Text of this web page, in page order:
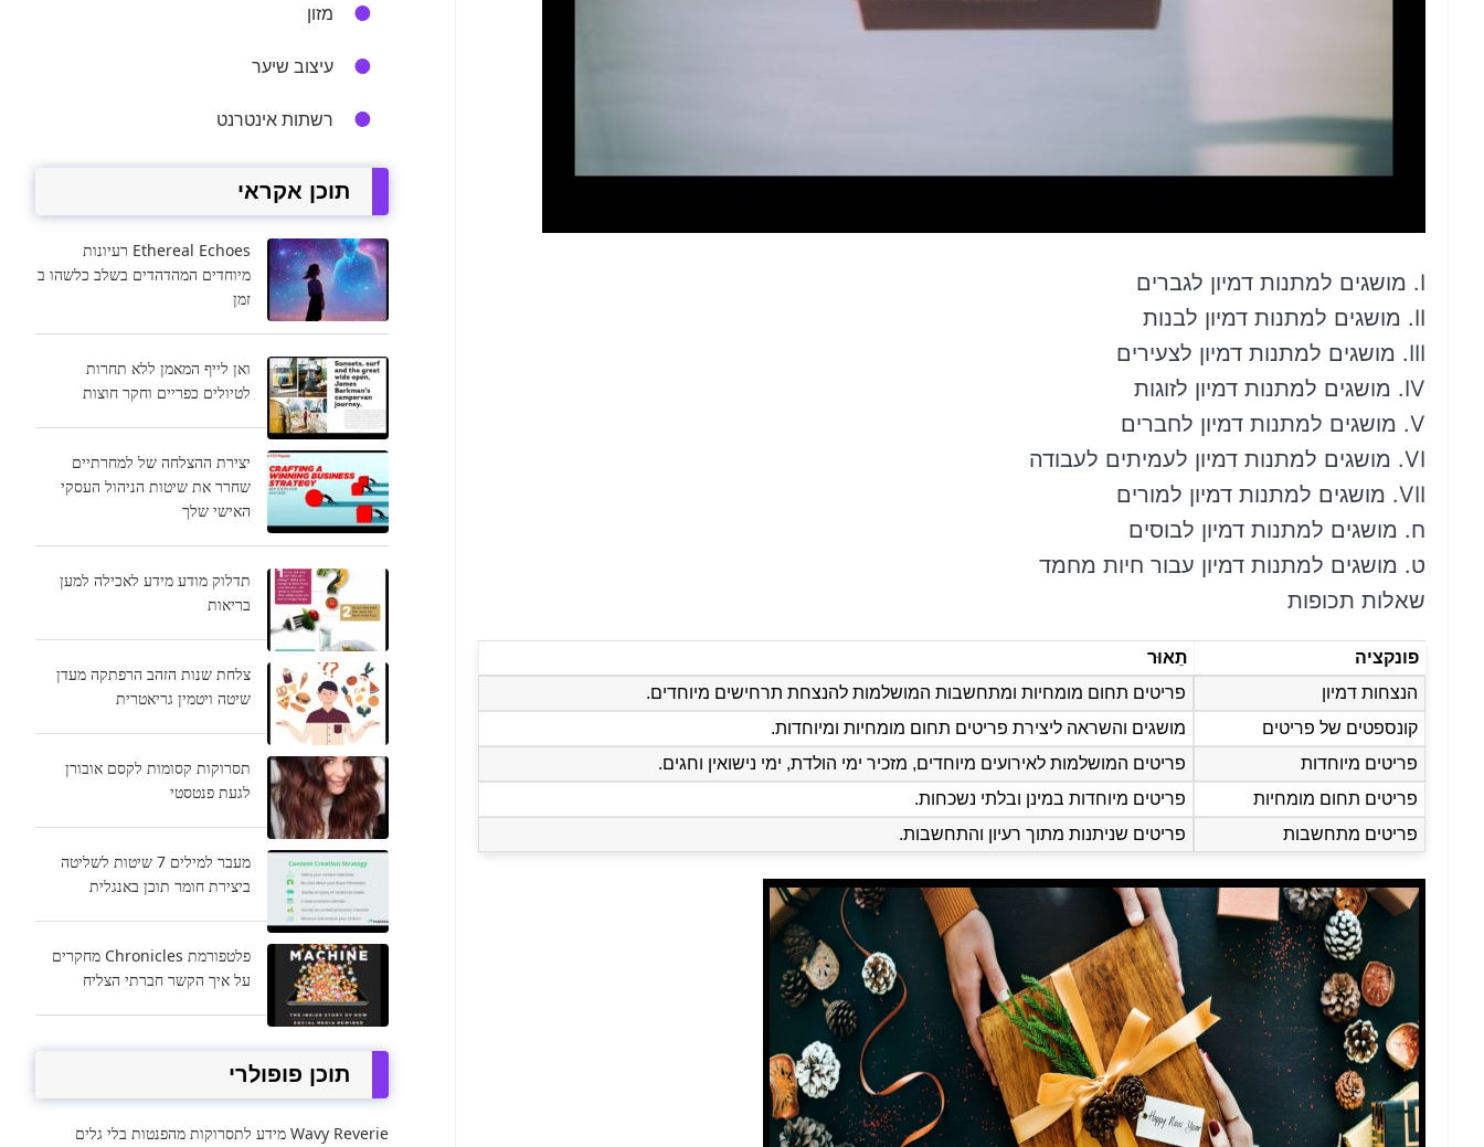
I. מושגים למתנות דמיון לגברים
II. מושגים למתנות דמיון לבנות
III. מושגים למתנות דמיון לצעירים
IV. מושגים למתנות דמיון לזוגות
V. מושגים למתנות דמיון לחברים
VI. מושגים למתנות דמיון לעמיתים לעבודה
VII. מושגים למתנות דמיון למורים
ח. מושגים למתנות דמיון לבוסים
ט. מושגים למתנות דמיון עבור חיות מחמד
שאלות תכופות
פונקציה
תֵאוּר
הנצחות דמיון
פריטים תחום מומחיות ומתחשבות המושלמות להנצחת תרחישים מיוחדים.
קונספטים של פריטים
מושגים והשראה ליצירת פריטים תחום מומחיות ומיוחדות.
פריטים מיוחדות
פריטים המושלמות לאירועים מיוחדים, מזכיר ימי הולדת, ימי נישואין וחגים.
פריטים תחום מומחיות
פריטים מיוחדות במינן ובלתי נשכחות.
פריטים מתחשבות
פריטים שניתנות מתוך רעיון והתחשבות.
מזון
עיצוב שיער
רשתות אינטרנט
תוכן אקראי
Ethereal Echoes רעיונות
מיוחדים המהדהדים בשלב כלשהו ב
זמן
ואן לייף המאמן ללא תחרות
לטיולים כפריים וחקר חוצות
יצירת ההצלחה של למחרתיים
שחרר את שיטות הניהול העסקי
האישי שלך
תדלוק מודע מידע לאכילה למען
בריאות
צלחת שנות הזהב הרפתקה מעדן
שיטה ויטמין גריאטרית
תסרוקות קסומות לקסם אובורן
לגעת פנטסטי
מעבר למילים 7 שיטות לשליטה
ביצירת חומר תוכן באנגלית
פלטפורמת Chronicles מחקרים
על איך הקשר חברתי הצליח
תוכן פופולרי
Wavy Reverie מידע לתסרוקות מהפנטות בלי גלים